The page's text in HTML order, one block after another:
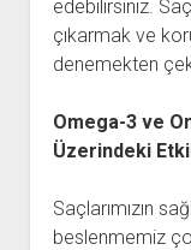
edebilirsiniz.
çıkarmak ve
denemekten
Omega-3 ve
Üzerindeki
Saçlarımızın
beslenmemiz